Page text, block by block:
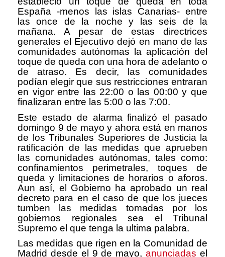
España -menos las islas Canarias- entre
las once de la noche y las seis de la
mañana. A pesar de estas directrices
generales el Ejecutivo dejó en mano de las
comunidades autónomas la aplicación del
toque de queda con una hora de adelanto o
de atraso. Es decir, las comunidades
podían elegir que sus restricciones entraran
en vigor entre las 22:00 o las 00:00 y que
finalizaran entre las 5:00 o las 7:00.
Este estado de alarma finalizó el pasado
domingo 9 de mayo y ahora está en manos
de los Tribunales Superiores de Justicia la
ratificación de las medidas que aprueben
las comunidades autónomas, tales como:
confinamientos perimetrales, toques de
queda y limitaciones de horarios o aforos.
Aun así, el Gobierno ha aprobado un real
decreto para en el caso de que los jueces
tumben las medidas tomadas por los
gobiernos regionales sea el Tribunal
Supremo el que tenga la ultima palabra.
Las medidas que rigen en la Comunidad de
Madrid desde el 9 de mayo,anunciadas el